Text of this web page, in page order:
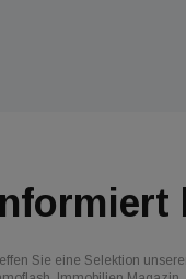
Sie eine Selektion